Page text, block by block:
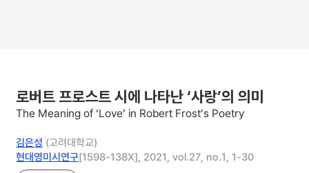
로버트 프로스트 시에 나타난 ‘사랑’의 의미
The Meaning of ‘Love’ in Robert Frost’s Poetry
김은성 (고려대학교)
현대영미시연구[1598-138X], 2021, vol.27, no.1, 1-30